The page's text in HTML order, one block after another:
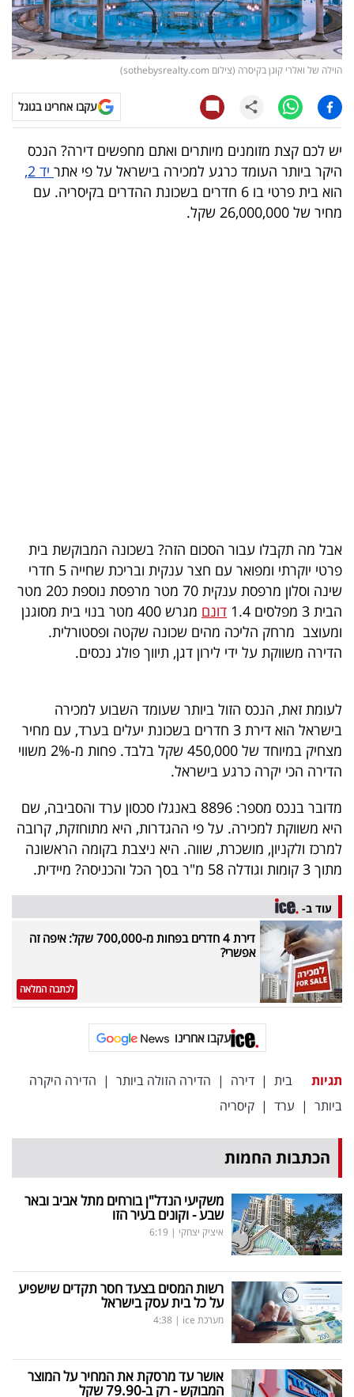
קריפטו
ויראלי
עסקי
ספורט
קריירה
ולימודים
המילון
הכלכלי
פודקאסט
40
40
שיתופי
דרושים
ניוזלטרים
מייל
אדום
באייס
עקבו
אחרינו:
הוילה של ואלרי קוגן בקיסרה (צילום sothebysrealty.com)
עקבו אחרינו בגוגל
יש לכם קצת מזומנים מיותרים ואתם מחפשים דירה? הנכס
היקר ביותר העומד כרגע למכירה בישראל על פי אתר יד 2,
הוא בית פרטי בו 6 חדרים בשכונת ההדרים בקיסריה. עם
מחיר של 26,000,000 שקל.
אבל מה תקבלו עבור הסכום הזה? בשכונה המבוקשת בית
פרטי יוקרתי ומפואר עם חצר ענקית ובריכת שחייה 5 חדרי
שינה וסלון מרפסת ענקית 70 מטר מרפסת נוספת כ20 מטר
הבית 3 מפלסים 1.4
דונם
מגרש 400 מטר בנוי בית מסוגנן
ומעוצב מרחק הליכה מהים שכונה שקטה ופסטורלית.
הדירה משווקת על ידי לירון דגן, תיווך פולג נכסים.
לעומת זאת, הנכס הזול ביותר שעומד השבוע למכירה
בישראל הוא דירת 3 חדרים בשכונת יעלים בערד, עם מחיר
מצחיק במיוחד של 450,000 שקל בלבד. פחות מ-2% משווי
הדירה הכי יקרה כרגע בישראל.
מדובר בנכס מספר: 8896 באנגלו סכסון ערד והסביבה, שם
היא משווקת למכירה. על פי ההגדרות, היא מתוחזקת, קרובה
למרכז ולקניון, מושכרת, שווה. היא ניצבת בקומה הראשונה
מתוך 3 קומות וגודלה 58 מ"ר בסך הכל והכניסה? מיידית.
עוד ב-
דירת 4 חדרים בפחות מ-700,000 שקל: איפה זה
אפשרי?
לכתבה המלאה
עקבו אחרינו
תגיות בית | דירה | הדירה הזולה ביותר | הדירה היקרה
ביותר | ערד | קיסריה
הכתבות החמות
משקיעי הנדל"ן בורחים מתל אביב ובאר
שבע - וקונים בעיר הזו
איציק יצחקי |
6:19
רשות המסים בצעד חסר תקדים שישפיע
על כל בית עסק בישראל
מערכת ice |
4:38
אושר עד מרסקת את המחיר על המוצר
המבוקש - רק ב-79.90 שקל